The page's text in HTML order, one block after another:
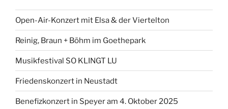
Open-Air-Konzert mit Elsa & der Viertelton
Reinig, Braun + Böhm im Goethepark
Musikfestival SO KLINGT LU
Friedenskonzert in Neustadt
Benefizkonzert in Speyer am 4. Oktober 2025